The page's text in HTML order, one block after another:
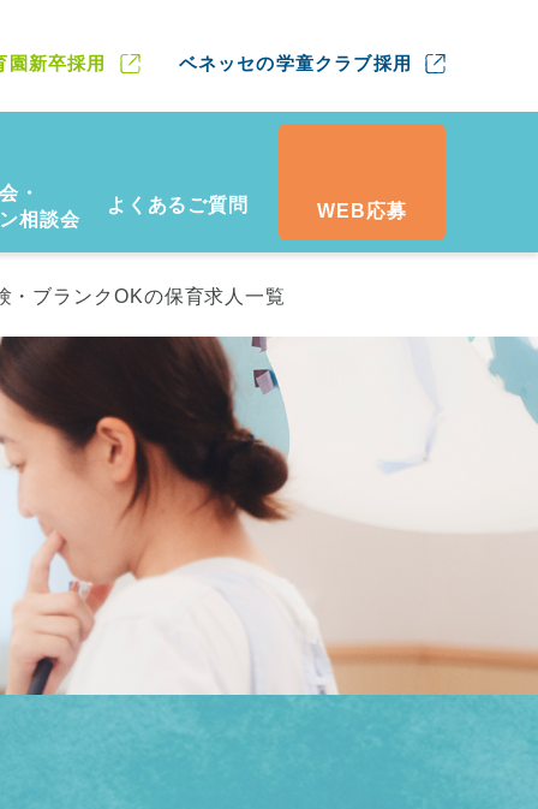
園新卒採用 ベネッセの学童クラブ採用
・
相談会
よくあるご質問 WEB応募
・ブランクOKの保育求人一覧